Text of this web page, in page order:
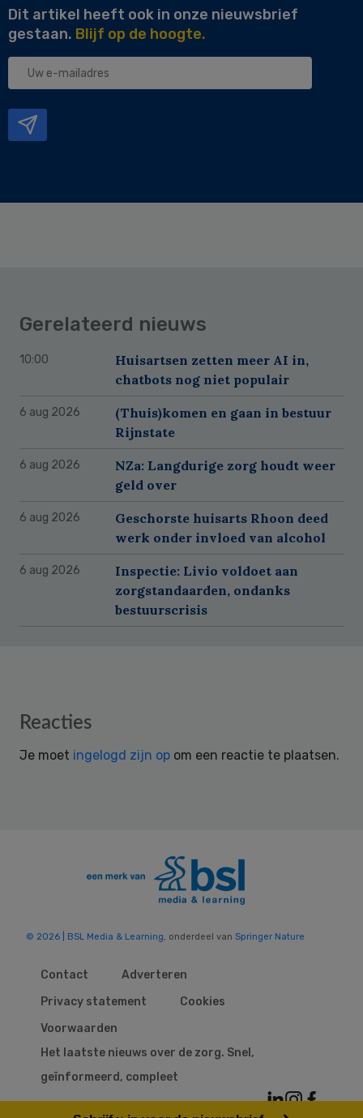
Dit artikel heeft ook in onze nieuwsbrief
gestaan. Blijf op de hoogte.
Uw
Gerelateerd nieuws
10:00
Huisartsen zetten meer AI in,
chatbots nog niet populair
6 aug 2026
(Thuis)komen en gaan in bestuur
Rijnstate
6 aug 2026
NZa: Langdurige zorg houdt weer
geld over
6 aug 2026
Geschorste huisarts Rhoon deed
werk onder invloed van alcohol
6 aug 2026
Inspectie: Livio voldoet aan
zorgstandaarden, ondanks
bestuurscrisis
Reader
Reacties
Je moet ingelogd zijn op om een reactie te plaatsen.
© 2026 | BSL Media & Learning , onderdeel van Springer Nature
Contact
Adverteren
Privacy statement
Cookies
Voorwaarden
Het laatste nieuws over de zorg. Snel,
geïnformeerd, compleet